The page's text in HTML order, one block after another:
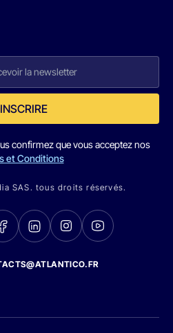
confirmez que vous acceptez nos
et Conditions
SAS. tous droits réservés.